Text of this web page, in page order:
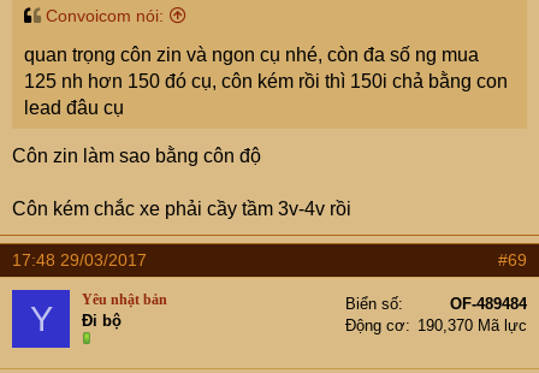
Convoicom nói:
quan trọng côn zin và ngon cụ nhé, còn đa số ng mua
125 nh hơn 150 đó cụ, côn kém rồi thì 150i chả bằng con
lead đâu cụ
Côn zin làm sao bằng côn độ
Côn kém chắc xe phải cầy tầm 3v-4v rồi
17:48 29/03/2017 #69
Y Yêu nhật bản
Đi bộ
Biển số
OF-489484
Động cơ
190,370 Mã lực